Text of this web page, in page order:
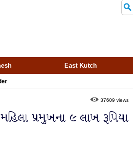
East Kutch
37609 views
પ્રમુખના ૯ લાખ રૂપિયા